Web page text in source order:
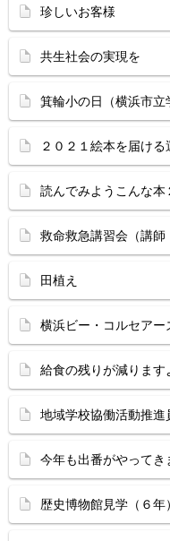
珍しいお客様
共生社会の実現を
箕輪小の日（横浜市
２０２１絵本を届ける
読んでみようこんな本
救命救急講習会（講師
田植え
横浜ビー・コルセアー
給食の残りが減ります
地域学校協働活動推進
今年も出番がやってき
歴史博物館見学（６年）